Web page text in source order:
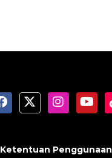
Ketentuan Penggunaan